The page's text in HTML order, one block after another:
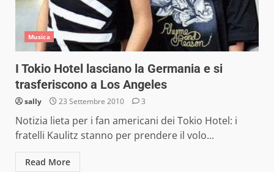
Musica
I Tokio Hotel lasciano la Germania e si
trasferiscono a Los Angeles
sally 23 Settembre 2010 3
Notizia lieta per i fan americani dei Tokio Hotel: i
fratelli Kaulitz stanno per prendere il volo...
Read More